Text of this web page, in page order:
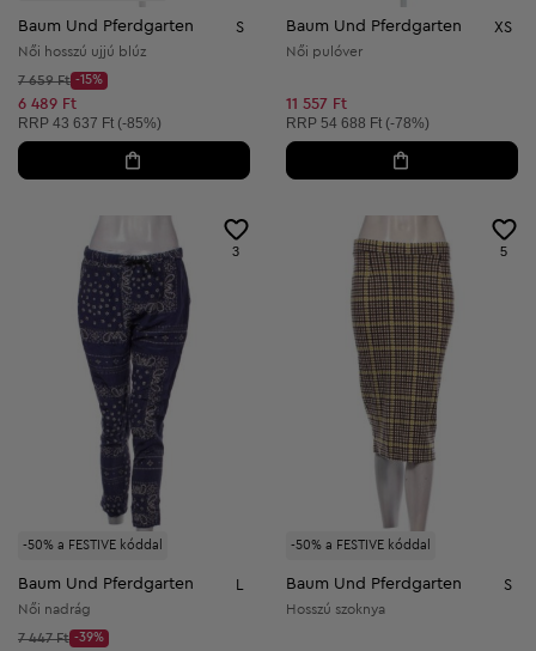
Baum Und Pferdgarten S
Női hosszú ujjú blúz
Kezdő ár:
7 659 Ft
Discount Price:
-15%
Csökkentett ár:
6 489 Ft
Ajánlott ár:
RRP 43 637 Ft (-85%)
Baum Und Pferdgarten XS
Női pulóver
11 557 Ft
Ajánlott ár:
RRP 54 688 Ft (-78%)
-50% a FESTIVE kóddal
3
Baum Und Pferdgarten
Női nadrág
Kezdő ár:
7 447 Ft
Discount Price:
-39%
-50% a FESTIVE kóddal
5
Baum Und Pferdgarten S
Hosszú szoknya